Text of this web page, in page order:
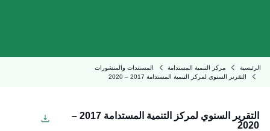
الرئيسية مركز التنمية المستدامة
المستندات والمنشورات
التقرير السنوي لمركز التنمية المستدامة 2017 – 2020
التقرير السنوي لمركز التنمية المستدامة 2017 –
2020